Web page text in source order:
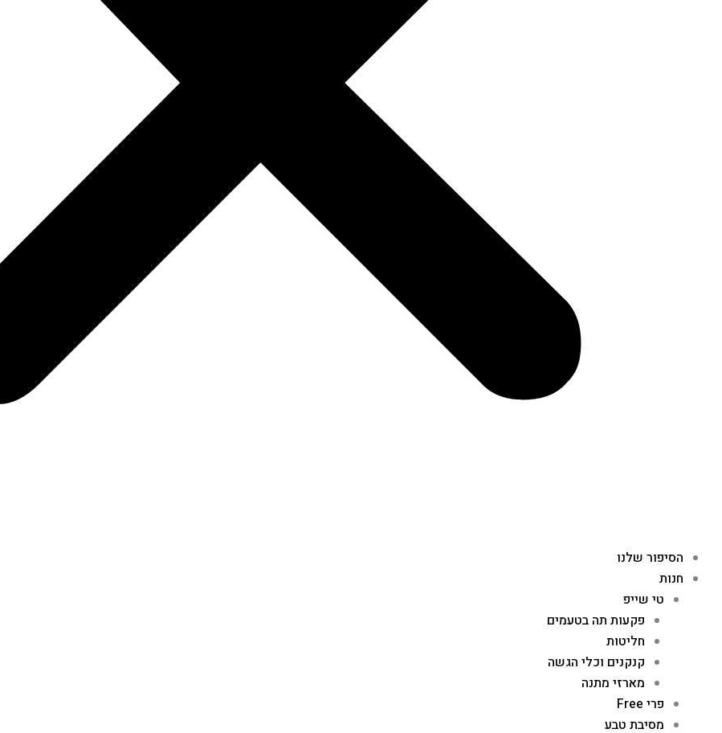
הסיפור שלנו
חנות
טי שייפ
פקעות תה בטעמים
חליטות
קנקנים וכלי הגשה
מארזי מתנה
פרי Free
מסיבת טבע